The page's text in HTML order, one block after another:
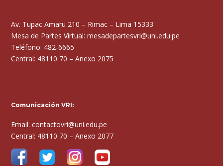
Av. Tupac Amaru 210 – Rimac – Lima 15333
Mesa de Partes Virtual: mesadepartesvri@uni.edu.pe
Teléfono: 482-6665
Central: 48110 70 – Anexo 2075
Comunicación VRI:
Email: contactovri@uni.edu.pe
Central: 48110 70 – Anexo 2077